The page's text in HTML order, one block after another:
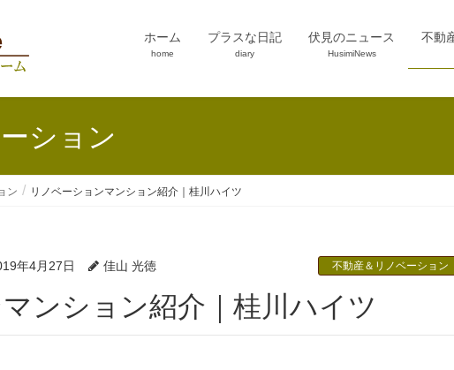
ホーム
home
プラスな日記
diary
伏見のニュース
HusimiNews
不動
ション
ン リノベーションマンション紹介｜桂川ハイツ
年4月27日 佳山 光徳 不動産＆リノベーション
マンション紹介｜桂川ハイツ